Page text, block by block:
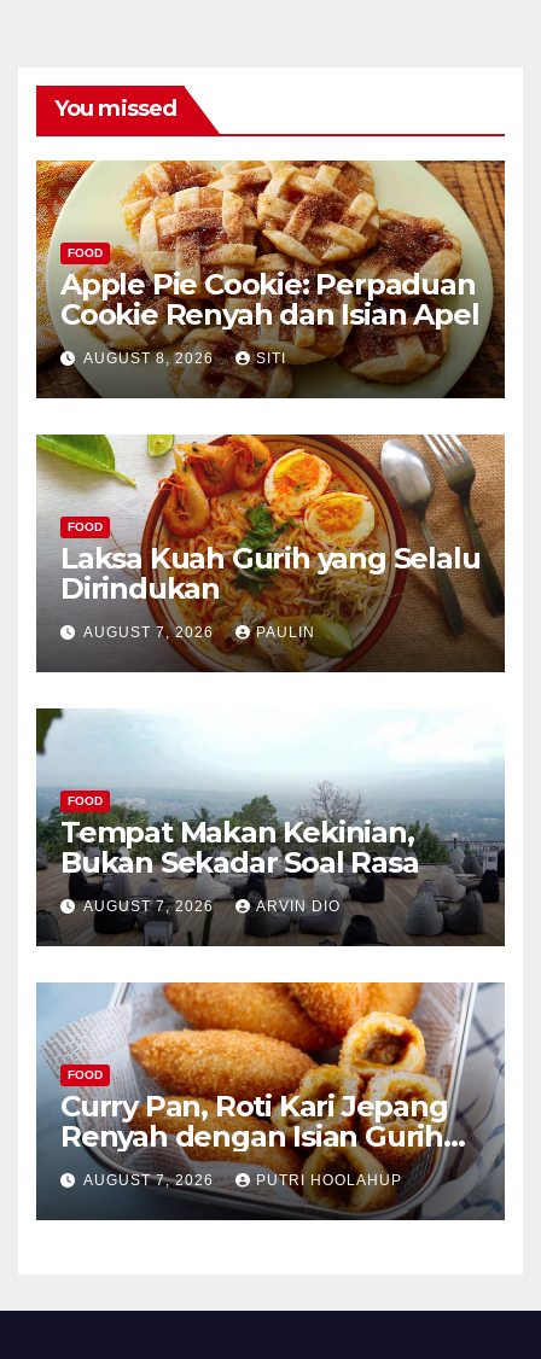
You missed
FOOD
Apple Pie Cookie: Perpaduan
Cookie Renyah dan Isian Apel
AUGUST 8, 2026 SITI
FOOD
Laksa Kuah Gurih yang Selalu
Dirindukan
AUGUST 7, 2026 PAULIN
FOOD
Tempat Makan Kekinian,
Bukan Sekadar Soal Rasa
AUGUST 7, 2026 ARVIN DIO
FOOD
Curry Pan, Roti Kari Jepang
Renyah dengan Isian Gurih
Menggoda
AUGUST 7, 2026 PUTRI HOOLAHUP